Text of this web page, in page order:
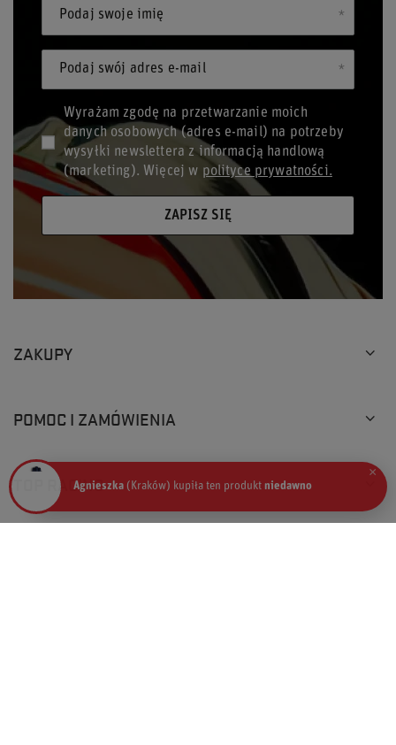
Podaj swoje imię
Podaj swój adres e-mail
Wyrażam zgodę na przetwarzanie moich
danych osobowych (adres e-mail) na potrzeby
wysyłki newslettera z informacją handlową
(marketing). Więcej w polityce prywatności.
ZAPISZ SIĘ
ZAKUPY
POMOC I ZAMÓWIENIA
TOP RACING
Agnieszka (Kraków) kupiła ten produkt niedawno
×